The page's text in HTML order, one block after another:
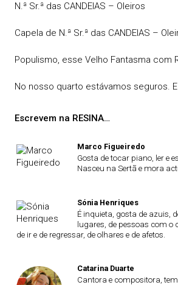
N.ª Sr.ª das CANDEIAS – Oleiros
Capela de N.ª Sr.ª das CANDEIAS –
Populismo, esse Velho Fantasma com
No nosso quarto estávamos seguros.
Escrevem na RESINA…
Marco Figueiredo
Gosta de tocar piano, ler e
Nasceu na Sertã e mora
Sónia Henriques
É inquieta, gosta de azuis,
lugares, de pessoas com o
de ir e de regressar, de olhares e de afetos.
Catarina Duarte
Cantora e compositora,